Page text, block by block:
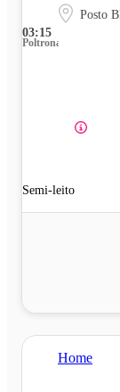
03:15
Posto
Poltrona
Semi-leito
Home